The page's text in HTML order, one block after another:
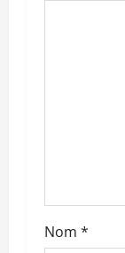
’
c
l
Nom *